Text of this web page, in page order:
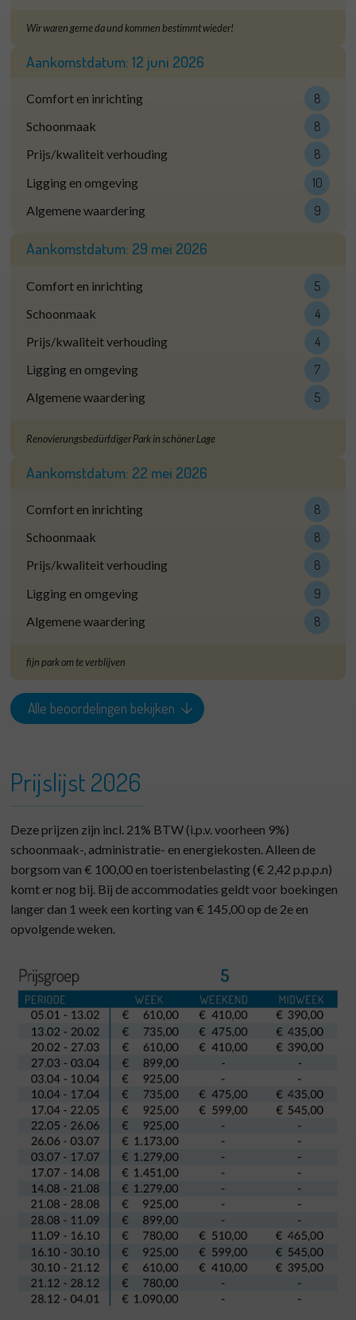
Wir waren gerne da und kommen bestimmt wieder!
Aankomstdatum: 12 juni 2026
Comfort en inrichting 8
Schoonmaak 8
Prijs/kwaliteit verhouding 8
Ligging en omgeving 10
Algemene waardering 9
Aankomstdatum: 29 mei 2026
Comfort en inrichting 5
Schoonmaak 4
Prijs/kwaliteit verhouding 4
Ligging en omgeving 7
Algemene waardering 5
Renovierungsbedürfdiger Park in schöner Lage
Aankomstdatum: 22 mei 2026
Comfort en inrichting 8
Schoonmaak 8
Prijs/kwaliteit verhouding 8
Ligging en omgeving 9
Algemene waardering 8
fijn park om te verblijven
Alle beoordelingen bekijken
Prijslijst 2026
Deze prijzen zijn incl. 21% BTW (i.p.v. voorheen 9%)
schoonmaak-, administratie- en energiekosten. Alleen de
borgsom van € 100,00 en toeristenbelasting (€ 2,42 p.p.p.n)
komt er nog bij. Bij de accommodaties geldt voor boekingen
langer dan 1 week een korting van € 145,00 op de 2e en
opvolgende weken.